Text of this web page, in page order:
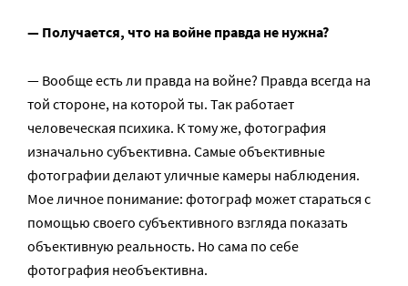
— Получается, что на войне правда не нужна?
— Вообще есть ли правда на войне? Правда всегда на
той стороне, на которой ты. Так работает
человеческая психика. К тому же, фотография
изначально субъективна. Самые объективные
фотографии делают уличные камеры наблюдения.
Мое личное понимание: фотограф может стараться с
помощью своего субъективного взгляда показать
объективную реальность. Но сама по себе
фотография необъективна.